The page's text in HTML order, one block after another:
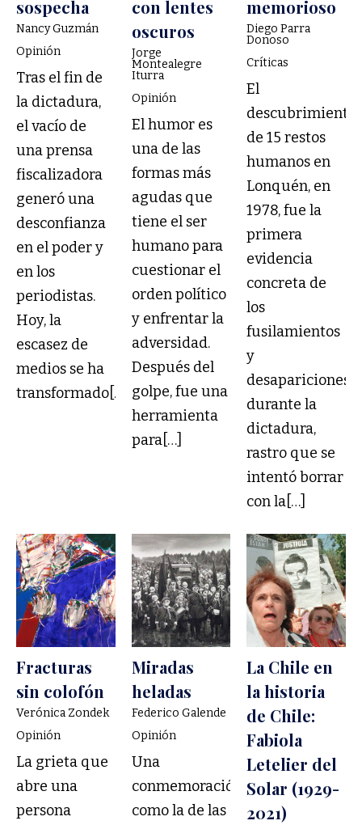
sospecha
Nancy Guzmán
Opinión
Tras el fin de
la dictadura,
el vacío de
una prensa
fiscalizadora
generó una
desconfianza
en el poder y
en los
periodistas.
Hoy, la
escasez de
medios se ha
transformado[…]
con lentes
oscuros
Jorge
Montealegre
Iturra
Opinión
El humor es
una de las
formas más
agudas que
tiene el ser
humano para
cuestionar el
orden político
y enfrentar la
adversidad.
Después del
golpe, fue una
herramienta
para[…]
memorioso
Diego Parra
Donoso
Críticas
El
descubrimiento
de 15 restos
humanos en
Lonquén, en
1978, fue la
primera
evidencia
concreta de
los
fusilamientos
y
desapariciones
durante la
dictadura,
rastro que se
intentó borrar
con la[…]
Fracturas
sin colofón
Verónica Zondek
Opinión
La grieta que
abre una
persona
Miradas
heladas
Federico Galende
Opinión
Una
conmemoración
como la de las
La Chile en
la historia
de Chile:
Fabiola
Letelier del
Solar (1929-
2021)